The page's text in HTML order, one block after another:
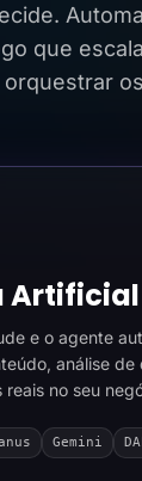
que
Artificial
e o agente
análise de
no seu
Gemini